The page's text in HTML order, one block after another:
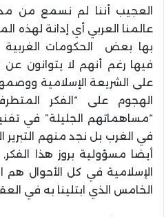
العجيب أننا لم نسمع من
عالمنا العربي أي إدانة لهذه
بها بعض الحكومات الغربية
فيها رغم أنهم لا يتوانون
على الشريعة الإسلامية
الهجوم على “الفكر
“مساهماتهم الجليلة” في
في الغرب بل نجد منهم
أيضا مسؤولية بروز هذا
الإسلامية في كل الأحوال هم
الخامس الذي ابتلينا به في